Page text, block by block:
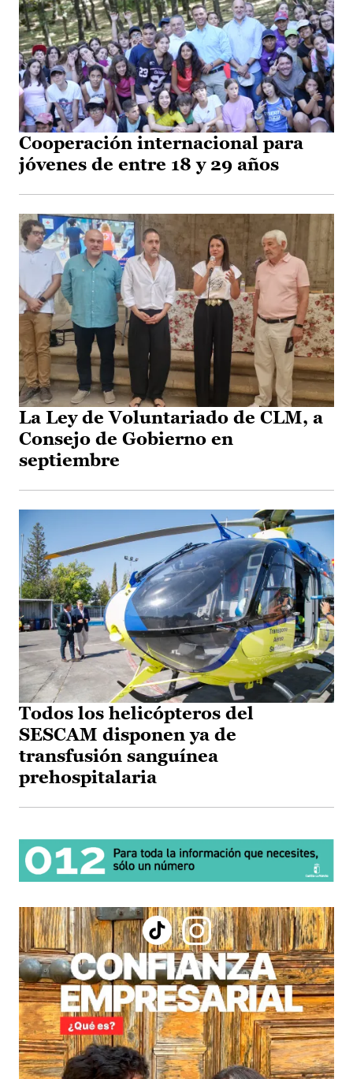
Cooperación internacional para
jóvenes de entre 18 y 29 años
La Ley de Voluntariado de CLM, a
Consejo de Gobierno en
septiembre
Todos los helicópteros del
SESCAM disponen ya de
transfusión sanguínea
prehospitalaria